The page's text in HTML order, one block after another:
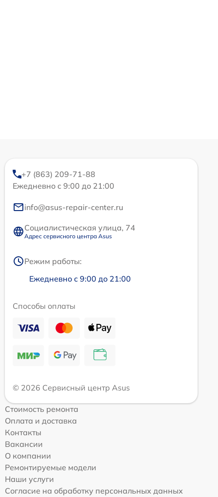
+7 (863) 209-71-88
Ежедневно с 9:00 до 21:00
info@asus-repair-center.ru
Социалистическая улица, 74
Адрес сервисного центра Asus
Режим работы:
Ежедневно с 9:00 до 21:00
Способы оплаты
© 2026 Сервисный центр Asus
Стоимость ремонта
Оплата и доставка
Контакты
Вакансии
О компании
Ремонтируемые модели
Наши услуги
Согласие на обработку персональных данных